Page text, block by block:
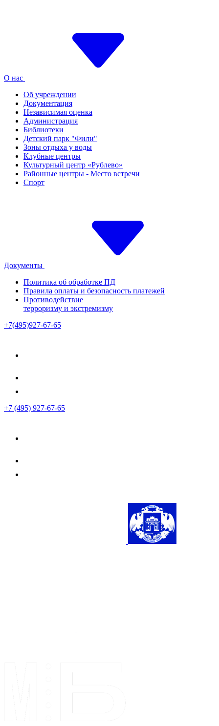
О нас
Об учреждении
Документация
Независимая оценка
Администрация
Библиотеки
Детский парк "Фили"
Зоны отдыха у воды
Клубные центры
Культурный центр «Рублево»
Районные центры - Место встречи
Спорт
Документы
Политика об обработке ПД
Правила оплаты и безопасность платежей
Противодействие
терроризму и экстремизму
+7(495)927-67-65
+7 (495) 927-67-65